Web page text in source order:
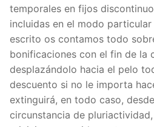
temporales en fijos
incluidas en el modo
escrito os contamos todo
bonificaciones con el fin de la
desplazándolo hacia el pelo
descuento si no le importa
extinguirá, en todo caso,
circunstancia de